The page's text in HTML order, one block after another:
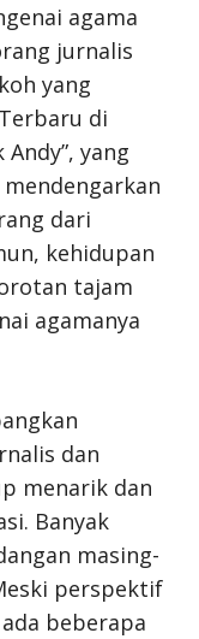
agama
jurnalis
yang
di
yang
dari
kehidupan
tajam
agamanya
dan
menarik dan
Banyak
masing-
perspektif
beberapa